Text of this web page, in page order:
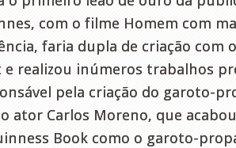
com o filme Homem com
faria dupla de criação com
e realizou inúmeros trabalhos
pela criação do garoto-
ator Carlos Moreno, que
Book como o garoto-